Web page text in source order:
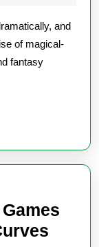
and
of magical-
fantasy